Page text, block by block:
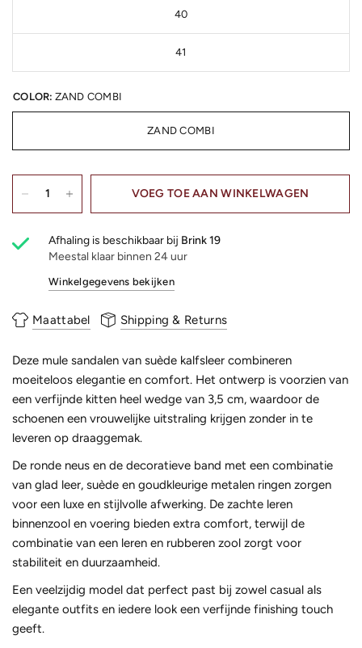
40
41
COLOR: ZAND COMBI
ZAND COMBI
VOEG TOE AAN WINKELWAGEN
Afhaling is beschikbaar bij Brink 19
Meestal klaar binnen 24 uur
Winkelgegevens bekijken
Maattabel Shipping & Returns
Deze mule sandalen van suède kalfsleer combineren
moeiteloos elegantie en comfort. Het ontwerp is voorzien van
een verfijnde kitten heel wedge van 3,5 cm, waardoor de
schoenen een vrouwelijke uitstraling krijgen zonder in te
leveren op draaggemak.
De ronde neus en de decoratieve band met een combinatie
van glad leer, suède en goudkleurige metalen ringen zorgen
voor een luxe en stijlvolle afwerking. De zachte leren
binnenzool en voering bieden extra comfort, terwijl de
combinatie van een leren en rubberen zool zorgt voor
stabiliteit en duurzaamheid.
Een veelzijdig model dat perfect past bij zowel casual als
elegante outfits en iedere look een verfijnde finishing touch
geeft.